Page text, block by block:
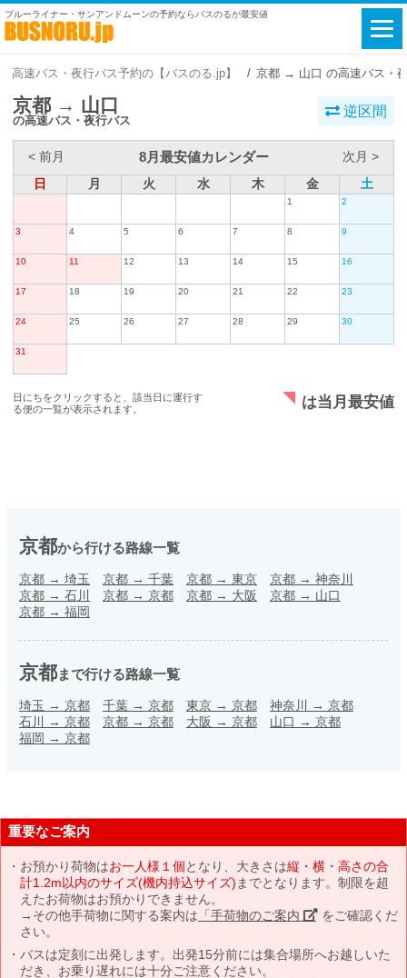
ブルーライナー・サンアンドムーンの予約ならバスのるが最安値
高速バス・夜行バス予約の【バスのる.jp】 京都 → 山口 の高速バス・
京都 → 山口
の高速バス・夜行バス
逆区間
< 前月 8月最安値カレンダー
次月 >
日
月 火 水 木 金 土
1 2
3 4 5 6 7 8 9
10 11 12 13 14 15 16
17 18 19 20 21 22 23
24 25 26 27 28 29 30
31
日にちをクリックすると、該当日に運行す
る便の一覧が表示されます。
は当月最安値
京都から行ける路線一覧
京都 → 埼玉 京都 → 千葉 京都 → 東京 京都 → 神奈川
京都 → 石川 京都 → 京都 京都 → 大阪 京都 → 山口
京都 → 福岡
京都まで行ける路線一覧
埼玉 → 京都 千葉 → 京都 東京 → 京都 神奈川 → 京都
石川 → 京都 京都 → 京都 大阪 → 京都 山口 → 京都
福岡 → 京都
重要なご案内
お預かり荷物はお一人様１個となり、大きさは縦・横・高さの合
計1.2m以内のサイズ(機内持込サイズ) までとなります。制限を超
えたお荷物はお預かりできません。
→その他手荷物に関する案内は 「手荷物のご案内」 をご確認くだ
さい。
バスは定刻に出発します。出発15分前には集合場所へお越しいた
だき、お乗り遅れには十分ご注意ください。